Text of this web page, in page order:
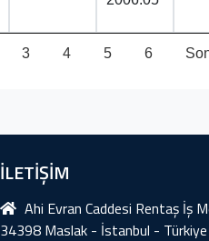
3 4 5 6
İLETİŞİM
Ahi Evran Caddesi Rentaş İş
34398 Maslak - İstanbul - Türkiye